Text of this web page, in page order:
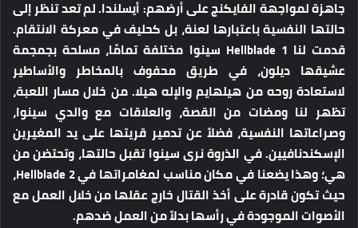
جاهزة لمواجهة الفايكنج على أرضهم: أيسلندا. لم تعد تنظر إلى
حالتها النفسية باعتبارها لعنة، بل كحليف في معركة الانتقام.
قدمت لنا Hellblade 1 سينوا مختلفة تمامًا، مسلحة بجمجمة
عشيقها ديلون، في طريق محفوف بالمخاطر والأساطير
لاستعادة روحه من هيلهايم والإله هيلا. من خلال مسار اللعبة،
تظهر لنا ومضات من القصة، والعلاقات مع والدي سينوا،
وصراعاتها النفسية، فضلاً عن تدمير قريتها على يد المغيرين
الإسكندنافيين. في الذروة نرى سينوا تقبل حالتها، وتحتضن من
هي؛ وهذا يضعنا في مكان مناسب لمغامراتها في Hellblade 2،
حيث تكون قادرة على أخذ القتال خارج عقلها من خلال العمل مع
الأصوات الموجودة في رأسها بدلاً من العمل ضدهم.